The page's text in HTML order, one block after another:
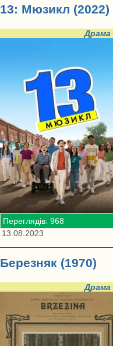
13: Мюзикл (2022)
Драма
Переглядів: 968
13.08.2023
Березняк (1970)
Драма